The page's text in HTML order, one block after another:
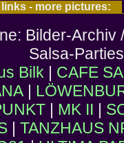
- more pictures:
Bilder-
Salsa-
Bilk | CAFE
|
| MK II |
| TANZHAUS